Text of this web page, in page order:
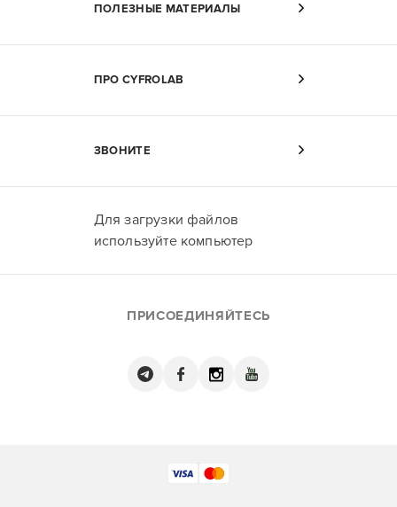
ПОЛЕЗНЫЕ МАТЕРИАЛЫ
ПРО CYFROLAB
ЗВОНИТЕ
Для загрузки файлов
используйте компьютер
ПРИСОЕДИНЯЙТЕСЬ